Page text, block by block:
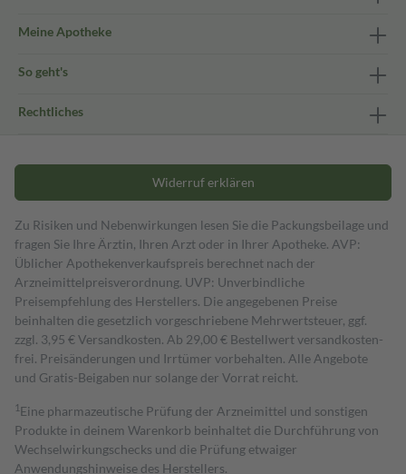
Meine Apotheke
So geht's
Rechtliches
Widerruf erklären
Zu Risiken und Nebenwirkungen lesen Sie die Packungsbeilage und
fragen Sie Ihre Ärztin, Ihren Arzt oder in Ihrer Apotheke. AVP:
Üblicher Apothekenverkaufspreis berechnet nach der
Arzneimittelpreisverordnung. UVP: Unverbindliche
Preisempfehlung des Herstellers. Die angegebenen Preise
beinhalten die gesetzlich vorgeschriebene Mehrwertsteuer, ggf.
zzgl. 3,95 € Versandkosten. Ab 29,00 € Bestell­wert versand­kosten­
frei. Preisänderungen und Irrtümer vorbehalten. Alle Angebote
und Gratis-Beigaben nur solange der Vorrat reicht.
1 Eine pharmazeutische Prüfung der Arzneimittel und sonstigen
Produkte in deinem Warenkorb beinhaltet die Durchführung von
Wechselwirkungschecks und die Prüfung etwaiger
Anwendungshinweise des Herstellers.